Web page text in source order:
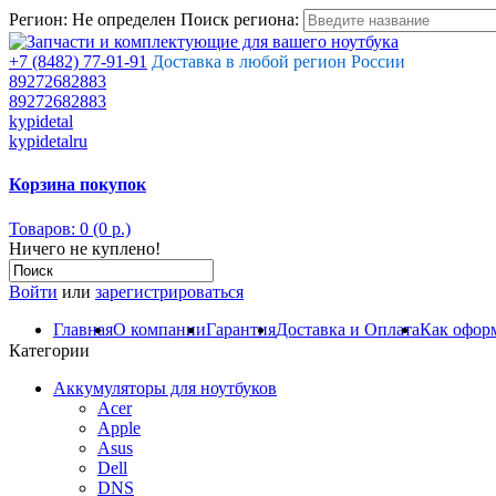
Регион: Не определен Поиск региона:
+7 (8482) 77-91-91 Доставка в любой регион России
89272682883
89272682883
kypidetal
kypidetalru
Корзина покупок
Товаров: 0 (0 р.)
Ничего не куплено!
Войти или зарегистрироваться
ГлавнаяО компанииГарантияДоставка и ОплатаКак
Категории
Аккумуляторы для ноутбуков
Acer
Apple
Asus
Dell
DNS